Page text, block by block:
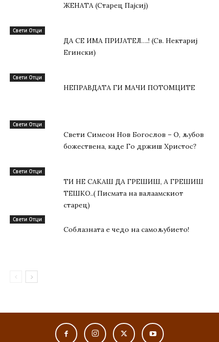
ЖЕНАТА (Старец Пајсиј)
Свети Отци
ДА СЕ ИМА ПРИЈАТЕЛ….! (Св. Нектариј
Егински)
Свети Отци
НЕПРАВДАТА ГИ МАЧИ ПОТОМЦИТЕ
Свети Отци
Свети Симеон Нов Богослов – О, љубов
божествена, каде Го држиш Христос?
Свети Отци
ТИ НЕ САКАШ ДА ГРЕШИШ, А ГРЕШИШ
ТЕШКО..( Писмата на валаамскиот
старец)
Свети Отци
Соблазната е чедо на самољубието!